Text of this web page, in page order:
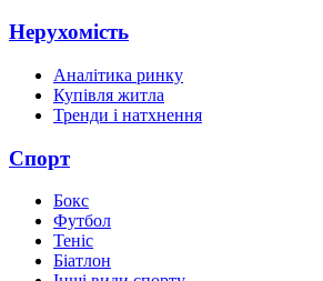
Нерухомість
Аналітика ринку
Купівля житла
Тренди і натхнення
Спорт
Бокс
Футбол
Теніс
Біатлон